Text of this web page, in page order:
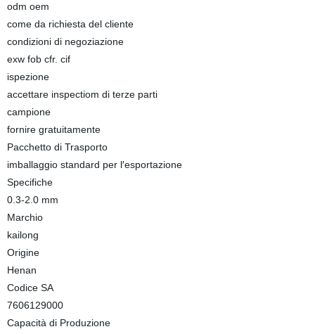
odm oem
come da richiesta del cliente
condizioni di negoziazione
exw fob cfr. cif
ispezione
accettare inspectiom di terze parti
campione
fornire gratuitamente
Pacchetto di Trasporto
imballaggio standard per l′esportazione
Specifiche
0.3-2.0 mm
Marchio
kailong
Origine
Henan
Codice SA
7606129000
Capacità di Produzione